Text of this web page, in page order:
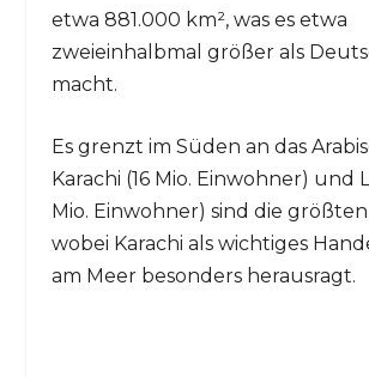
etwa 881.000 km², was es etwa
zweieinhalbmal größer als
macht.
Es grenzt im Süden an das
Karachi (16 Mio. Einwohner) und
Mio. Einwohner) sind die
wobei Karachi als wichtiges
am Meer besonders herausragt.